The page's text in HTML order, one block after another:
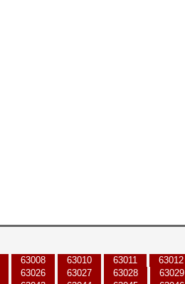
63008 63010 63011 63012
63026 63027 63028 63029